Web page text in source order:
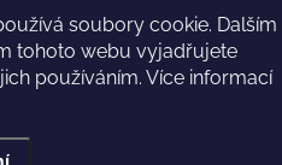
soubory cookie. Dalším
tohoto webu vyjadřujete
používáním. Více informací
Upravit nastavení cookies